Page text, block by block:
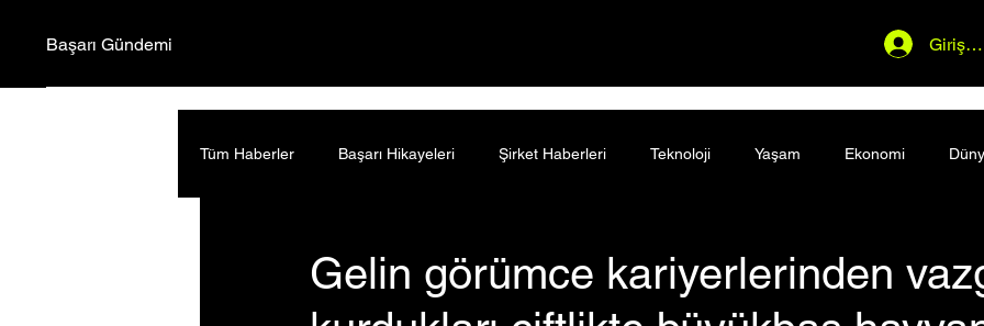
Başarı Gündemi Giriş
Tüm Haberler Başarı Hikayeleri Şirket Haberleri Teknoloji Yaşam Ekonomi
Gelin görümce kariyerlerinden